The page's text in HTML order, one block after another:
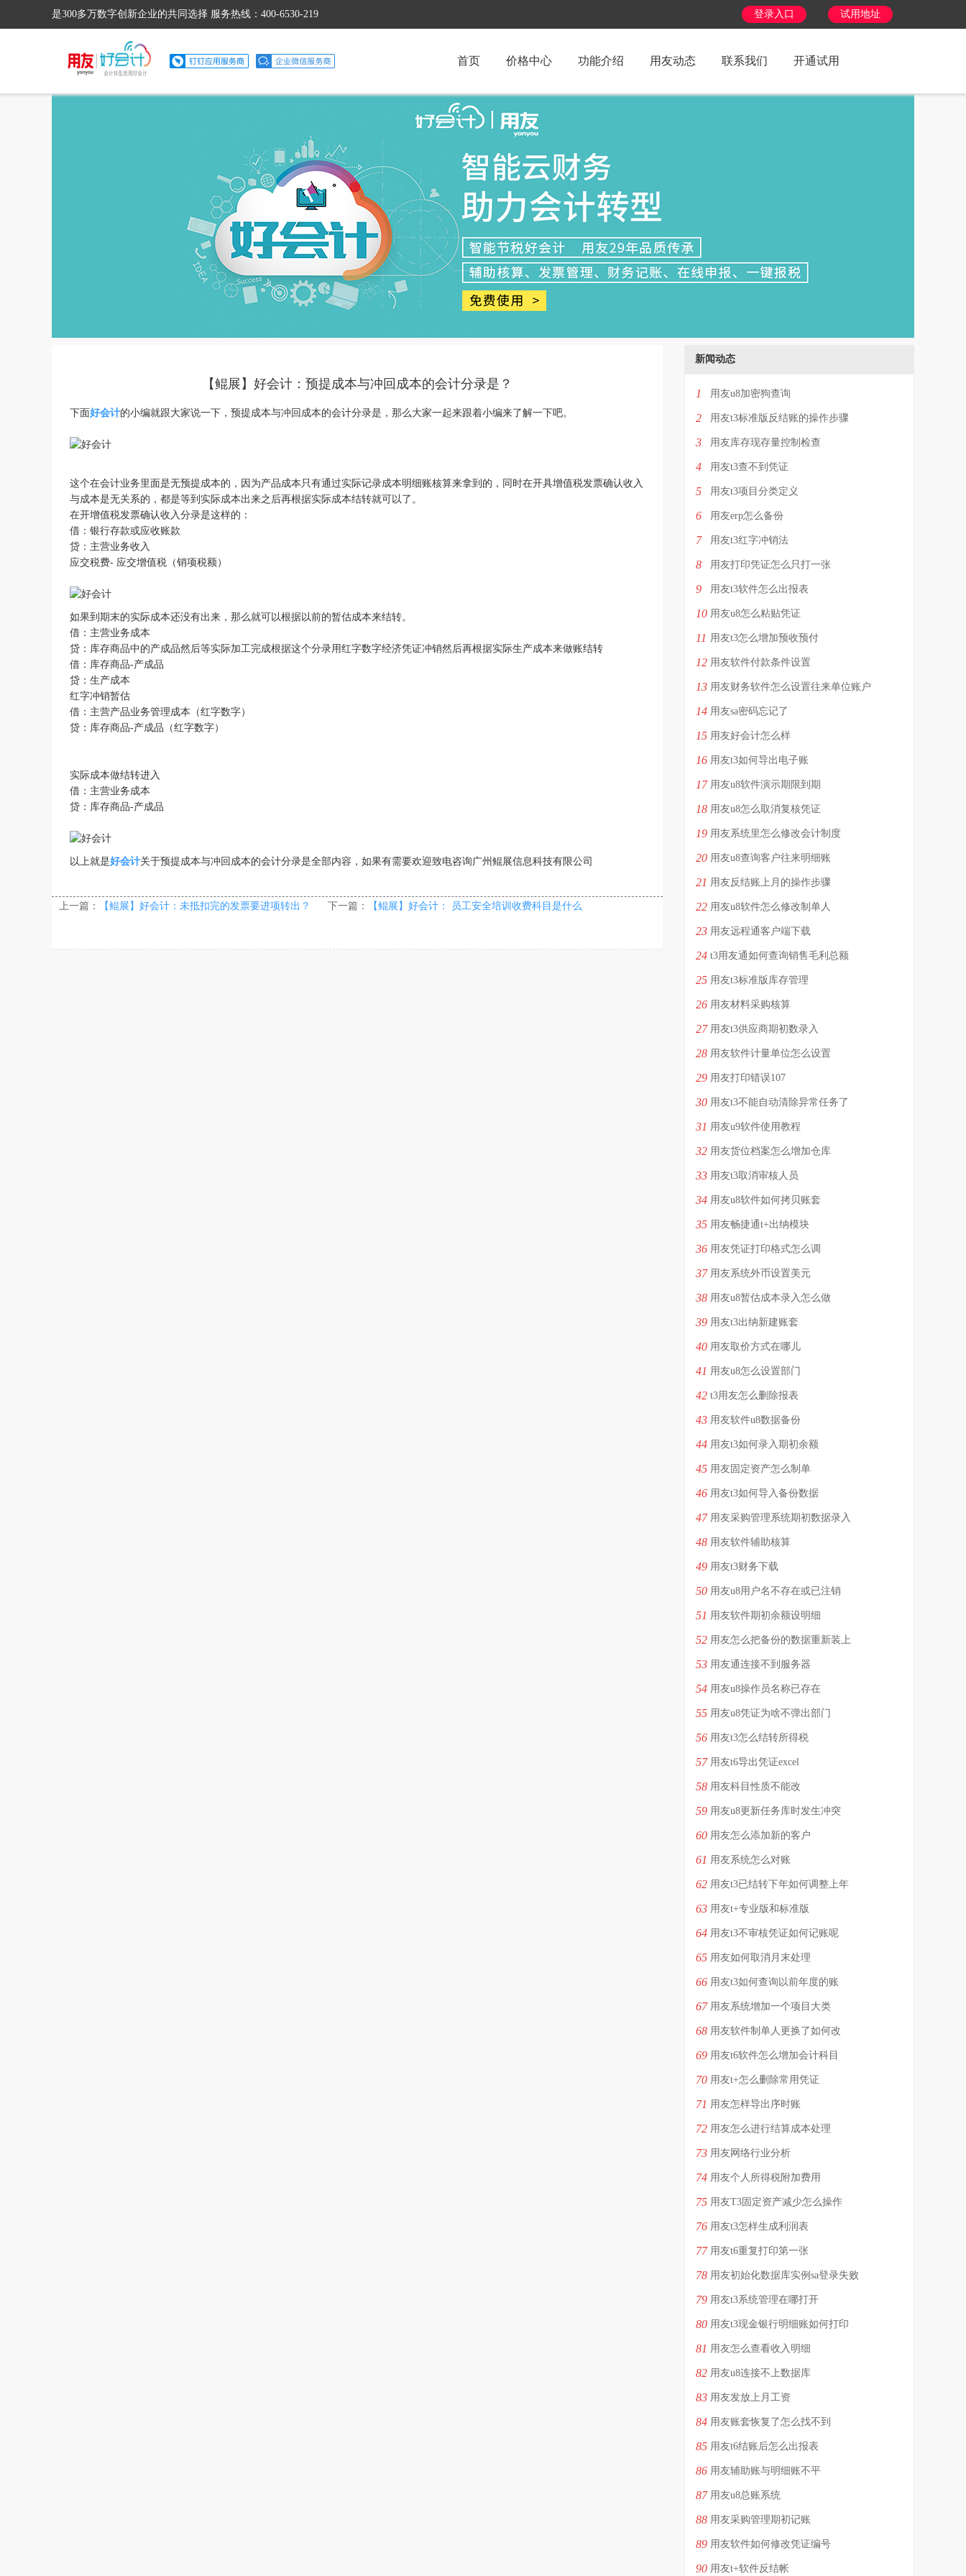
是300多万数字创新企业的共同选择 服务热线：400-6530-219 试用地址
登录入口
首页 价格中心 功能介绍 用友动态 联系我们 开通试用
【鲲展】好会计：预提成本与冲回成本的会计分录是？
下面好会计的小编就跟大家说一下，预提成本与冲回成本的会计分录是，那么大家一起来跟着小编来了解一下吧。
这个在会计业务里面是无预提成本的，因为产品成本只有通过实际记录成本明细账核算来拿到的，同时在开具增值税发票确认收入
与成本是无关系的，都是等到实际成本出来之后再根据实际成本结转就可以了。
在开增值税发票确认收入分录是这样的：
借：银行存款或应收账款
贷：主营业务收入
应交税费- 应交增值税（销项税额）
如果到期末的实际成本还没有出来，那么就可以根据以前的暂估成本来结转。
借：主营业务成本
贷：库存商品中的产成品然后等实际加工完成根据这个分录用红字数字经济凭证冲销然后再根据实际生产成本来做账结转
借：库存商品-产成品
贷：生产成本
红字冲销暂估
借：主营产品业务管理成本（红字数字）
贷：库存商品-产成品（红字数字）
实际成本做结转进入
借：主营业务成本
贷：库存商品-产成品
以上就是好会计关于预提成本与冲回成本的会计分录是全部内容，如果有需要欢迎致电咨询广州鲲展信息科技有限公司
上一篇： 【鲲展】好会计：​未抵扣完的发票要进项转出？ 下一篇： 【鲲展】好会计： 员工安全培训收费科目是什么
新闻动态
1 用友u8加密狗查询
2 用友t3标准版反结账的操作步骤
3 用友库存现存量控制检查
4 用友t3查不到凭证
5 用友t3项目分类定义
6 用友erp怎么备份
7 用友t3红字冲销法
8 用友打印凭证怎么只打一张
9 用友t3软件怎么出报表
10 用友u8怎么粘贴凭证
11 用友t3怎么增加预收预付
12 用友软件付款条件设置
13 用友财务软件怎么设置往来单位账户
14 用友sa密码忘记了
15 用友好会计怎么样
16 用友t3如何导出电子账
17 用友u8软件演示期限到期
18 用友u8怎么取消复核凭证
19 用友系统里怎么修改会计制度
20 用友u8查询客户往来明细账
21 用友反结账上月的操作步骤
22 用友u8软件怎么修改制单人
23 用友远程通客户端下载
24 t3用友通如何查询销售毛利总额
25 用友t3标准版库存管理
26 用友材料采购核算
27 用友t3供应商期初数录入
28 用友软件计量单位怎么设置
29 用友打印错误107
30 用友t3不能自动清除异常任务了
31 用友u9软件使用教程
32 用友货位档案怎么增加仓库
33 用友t3取消审核人员
34 用友u8软件如何拷贝账套
35 用友畅捷通t+出纳模块
36 用友凭证打印格式怎么调
37 用友系统外币设置美元
38 用友u8暂估成本录入怎么做
39 用友t3出纳新建账套
40 用友取价方式在哪儿
41 用友u8怎么设置部门
42 t3用友怎么删除报表
43 用友软件u8数据备份
44 用友t3如何录入期初余额
45 用友固定资产怎么制单
46 用友t3如何导入备份数据
47 用友采购管理系统期初数据录入
48 用友软件辅助核算
49 用友t3财务下载
50 用友u8用户名不存在或已注销
51 用友软件期初余额设明细
52 用友怎么把备份的数据重新装上
53 用友通连接不到服务器
54 用友u8操作员名称已存在
55 用友u8凭证为啥不弹出部门
56 用友t3怎么结转所得税
57 用友t6导出凭证excel
58 用友科目性质不能改
59 用友u8更新任务库时发生冲突
60 用友怎么添加新的客户
61 用友系统怎么对账
62 用友t3已结转下年如何调整上年
63 用友t+专业版和标准版
64 用友t3不审核凭证如何记账呢
65 用友如何取消月末处理
66 用友t3如何查询以前年度的账
67 用友系统增加一个项目大类
68 用友软件制单人更换了如何改
69 用友t6软件怎么增加会计科目
70 用友t+怎么删除常用凭证
71 用友怎样导出序时账
72 用友怎么进行结算成本处理
73 用友网络行业分析
74 用友个人所得税附加费用
75 用友T3固定资产减少怎么操作
76 用友t3怎样生成利润表
77 用友t6重复打印第一张
78 用友初始化数据库实例sa登录失败
79 用友t3系统管理在哪打开
80 用友t3现金银行明细账如何打印
81 用友怎么查看收入明细
82 用友u8连接不上数据库
83 用友发放上月工资
84 用友账套恢复了怎么找不到
85 用友t6结账后怎么出报表
86 用友辅助账与明细账不平
87 用友u8总账系统
88 用友采购管理期初记账
89 用友软件如何修改凭证编号
90 用友t+软件反结帐